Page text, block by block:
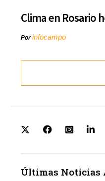
Clima en Rosario
Porinfocampo
Últimas Noticias